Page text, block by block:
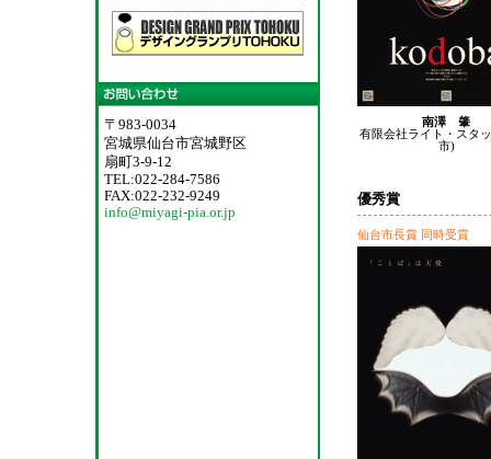
〒983-0034
宮城県仙台市宮城野区
扇町3-9-12
TEL:022-284-7586
FAX:022-232-9249
info@miyagi-pia.or.jp
南澤 肇
有限会社ライト・スタ
市)
優秀賞
仙台市長賞 同時受賞